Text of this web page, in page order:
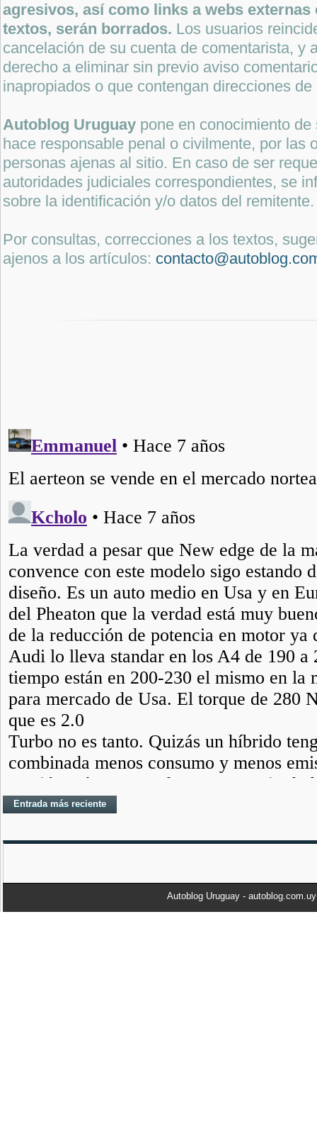
agresivos, así como links a webs
textos, serán borrados. Los usuarios
cancelación de su cuenta de comentarista, y
derecho a eliminar sin previo aviso
inapropiados o que contengan direcciones
Autoblog Uruguay pone en conocimiento
hace responsable penal o civilmente, por las
personas ajenas al sitio. En caso de ser
autoridades judiciales correspondientes, se
sobre la identificación y/o datos del remitente.
Por consultas, correcciones a los textos,
ajenos a los artículos:
Entrada más reciente
Autoblog Uruguay -